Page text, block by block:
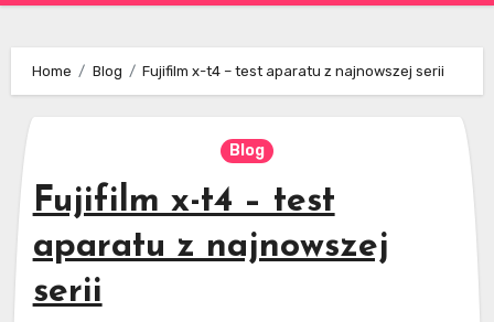
Home Blog Fujifilm x-t4 – test aparatu z najnowszej serii
Blog
Fujifilm x-t4 – test
aparatu z najnowszej
serii